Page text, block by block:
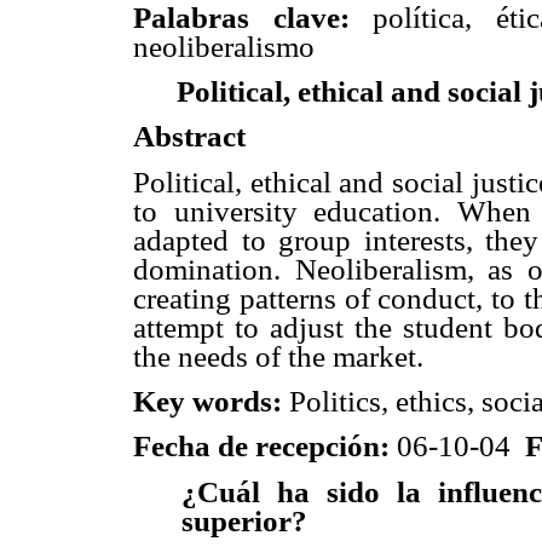
Palabras clave: política,
neoliberalismo
Political, ethical and social
Abstract
Political, ethical and social
to university education.
adapted to group interests,
domination. Neoliberalism, as
creating patterns of conduct, to
attempt to adjust the student
the needs of the market.
Key words: Politics, ethics,
Fecha de recepción: 06-10-04
¿Cuál ha sido la
superior?